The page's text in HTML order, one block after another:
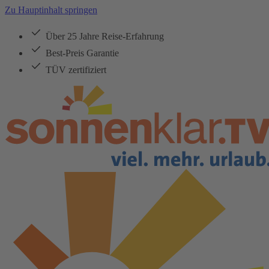
Zu Hauptinhalt springen
Über 25 Jahre Reise-Erfahrung
Best-Preis Garantie
TÜV zertifiziert